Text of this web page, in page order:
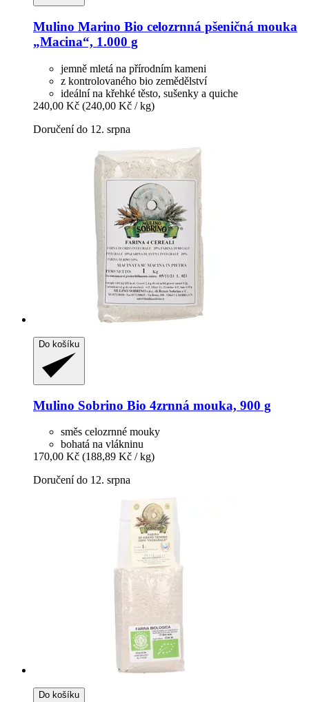
Mulino Marino Bio celozrnná pšeničná mouka
„Macina“, 1.000 g
jemně mletá na přírodním kameni
z kontrolovaného bio zemědělství
ideální na křehké těsto, sušenky a quiche
240,00 Kč (240,00 Kč / kg)
Doručení do 12. srpna
Do košíku
Mulino Sobrino Bio 4zrnná mouka, 900 g
směs celozrnné mouky
bohatá na vlákninu
170,00 Kč (188,89 Kč / kg)
Doručení do 12. srpna
Do košíku